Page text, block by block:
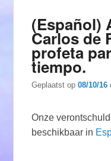
(Español)
Carlos de
profeta
tiempo.
Geplaatst op08/10/16
Onze
beschikbaar in